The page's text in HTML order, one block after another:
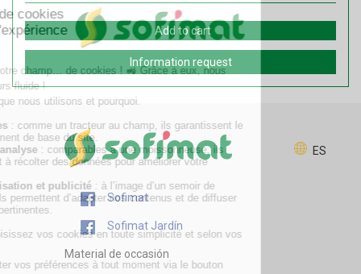
Add to cart
Information request
ES
Sofimat
Sofimat Jardín
Material de occasión